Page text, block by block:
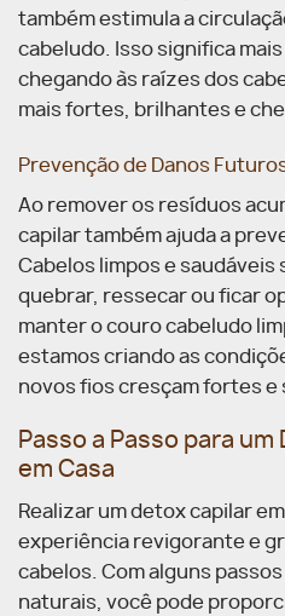
também estimula a
cabeludo. Isso significa
chegando às raízes dos
mais fortes, brilhantes e
Prevenção de Danos
Ao remover os resíduos
capilar também ajuda a
Cabelos limpos e saudáveis
quebrar, ressecar ou ficar
manter o couro cabeludo
estamos criando as
novos fios cresçam fortes e
Passo a Passo para
em Casa
Realizar um detox capilar
experiência revigorante e
cabelos. Com alguns
naturais, você pode